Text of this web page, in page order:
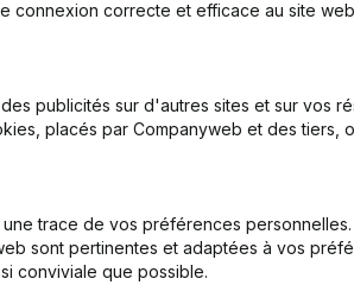
connexion correcte et efficace au site
publicités sur d'autres sites et sur vos
placés par Companyweb et des tiers,
trace de vos préférences personnelles.
sont pertinentes et adaptées à vos
conviviale que possible.